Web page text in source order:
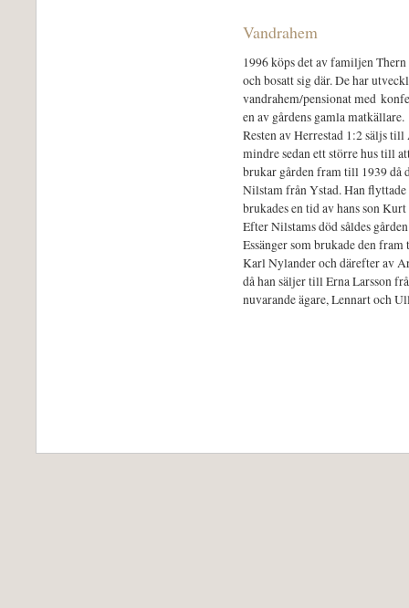
Vandrahem
1996 köps det av familjen
och bosatt sig där. De har
vandrahem/pensionat med
en av gårdens gamla matkällare.
Resten av Herrestad 1:2 säljs
mindre sedan ett större hus till
brukar gården fram till 1939 då
Nilstam från Ystad. Han
brukades en tid av hans son
Efter Nilstams död såldes
Essänger som brukade den
Karl Nylander och därefter av
då han säljer till Erna Larsson
nuvarande ägare, Lennart och